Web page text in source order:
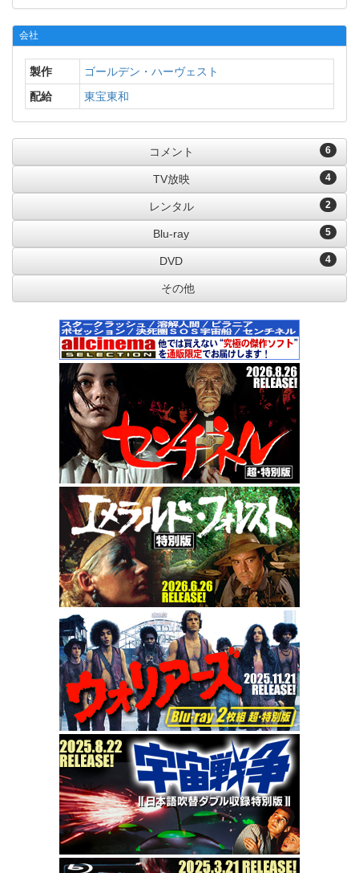
会社
製作
ゴールデン・ハーヴェスト
配給
東宝東和
6
コメント
4
TV放映
2
レンタル
5
Blu-ray
4
DVD
その他